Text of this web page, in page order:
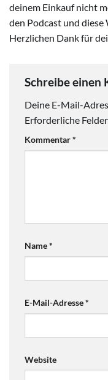
deinem Einkauf nicht
den Podcast und
Herzlichen Dank für
Schreibe einen
Deine E-Mail-
Erforderliche
Kommentar*
Name*
E-Mail-Adresse*
Website